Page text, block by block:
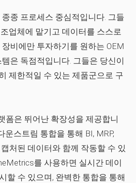
종 프로세스 중심적입니다. 그들
업체에 맡기고 데이터를 스스로
비에만 투자하기를 원하는 OEM
은 독점적입니다. 그들은 당신이
제한적일 수 있는 제품군으로 구
폼은 뛰어난 확장성을 제공합니
운스트림 통합을 통해 BI, MRP,
처된 데이터와 함께 작동할 수 있
를 사용하면 실시간 데이
할 수 있으며, 완벽한 통합을 통해